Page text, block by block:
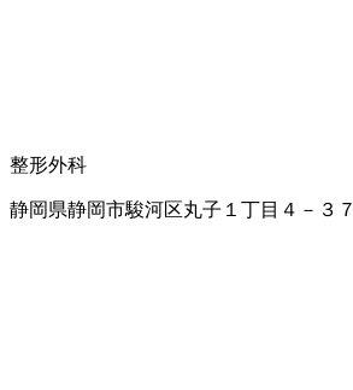
整形外科
静岡県静岡市駿河区丸子１丁目４－３７